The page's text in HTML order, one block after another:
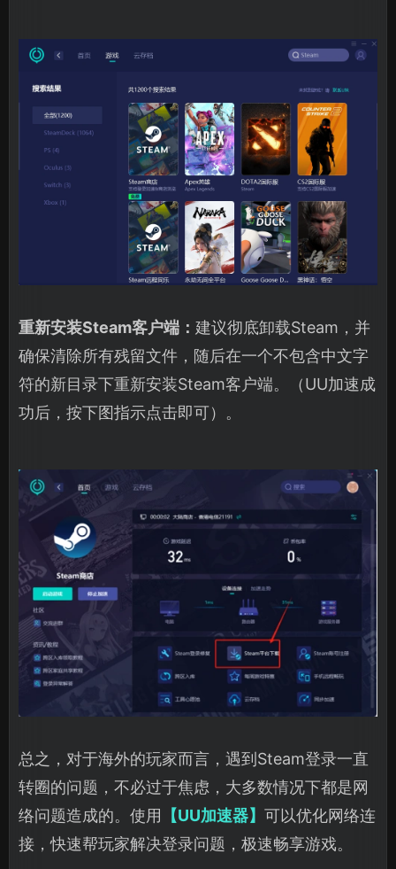
重新安装Steam客户端： 建议彻底卸载Steam，并
确保清除所有残留文件，随后在一个不包含中文字
符的新目录下重新安装Steam客户端。（UU加速成
功后，按下图指示点击即可）。
总之，对于海外的玩家而言，遇到Steam登录一直
转圈的问题，不必过于焦虑，大多数情况下都是网
络问题造成的。使用
【UU加速器】 可以优化网络连
接，快速帮玩家解决登录问题，极速畅享游戏。